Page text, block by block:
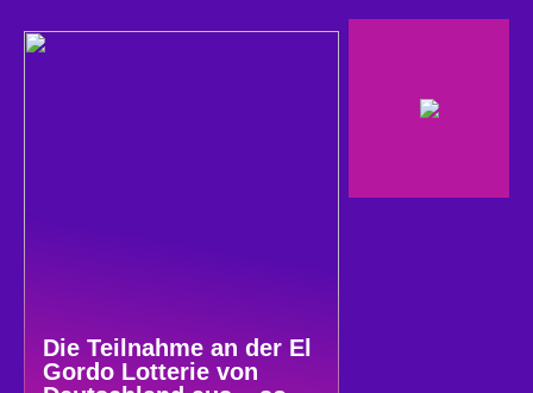
Die Teilnahme an der El
Gordo Lotterie von